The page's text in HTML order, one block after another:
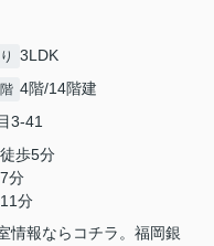
3LDK
4階/14階建
3-41
徒歩5分
分
分
情報ならコチラ。福岡銀